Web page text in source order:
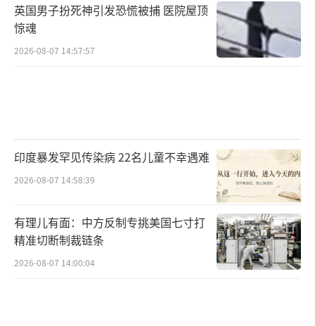
英国男子扮死神引发恐慌被捕 医院屋顶
惊魂
2026-08-07 14:57:57
印度暴发罕见传染病 22名儿童不幸遇难
2026-08-07 14:58:39
有理儿有面：中方反制专挑美国七寸打
精准切断制裁链条
2026-08-07 14:00:04